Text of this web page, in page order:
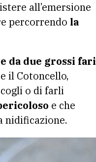
all’emersione
percorrendo la
da due grossi fari
il Cotoncello,
o di farli
e che
nidificazione.